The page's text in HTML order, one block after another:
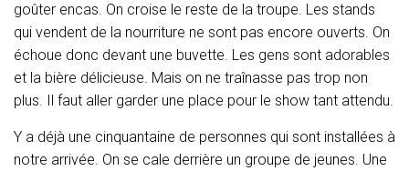
goûter encas. On croise le reste de la troupe. Les stands
qui vendent de la nourriture ne sont pas encore ouverts. On
échoue donc devant une buvette. Les gens sont adorables
et la bière délicieuse. Mais on ne traînasse pas trop non
plus. Il faut aller garder une place pour le show tant attendu.
Y a déjà une cinquantaine de personnes qui sont installées à
notre arrivée. On se cale derrière un groupe de jeunes. Une